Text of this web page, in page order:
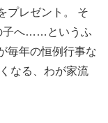
プレゼント。 そ
子へ……というふ
毎年の恒例行事な
なる、わが家流